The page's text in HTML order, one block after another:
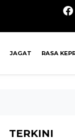
JAGAT RASA
TERKINI